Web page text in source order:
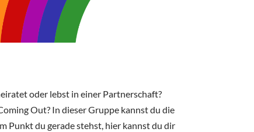
oder lebst in einer Partnerschaft?
Out? In dieser Gruppe kannst du die
Punkt du gerade stehst, hier kannst du dir